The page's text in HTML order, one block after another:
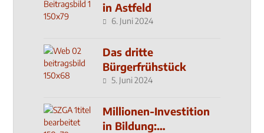
in Astfeld
6. Juni 2024
Das dritte
Bürgerfrühstück
5. Juni 2024
Millionen-Investition
in Bildung: